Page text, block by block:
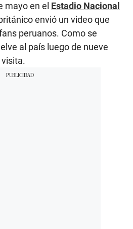
mayo en el Estadio Nacional
envió un video que
peruanos. Como se
al país luego de nueve